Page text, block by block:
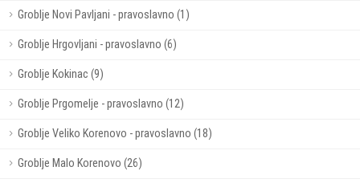
Groblje Novi Pavljani - pravoslavno (1)
Groblje Hrgovljani - pravoslavno (6)
Groblje Kokinac (9)
Groblje Prgomelje - pravoslavno (12)
Groblje Veliko Korenovo - pravoslavno (18)
Groblje Malo Korenovo (26)